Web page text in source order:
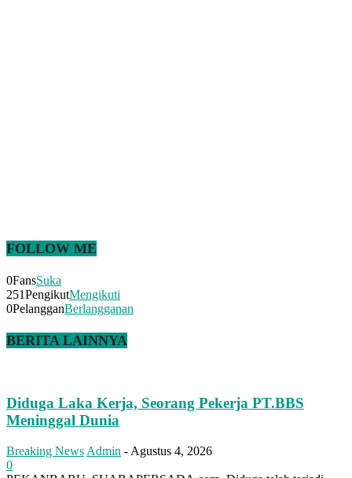
FOLLOW ME
0FansSuka
251PengikutMengikuti
0PelangganBerlangganan
BERITA LAINNYA
Diduga Laka Kerja, Seorang Pekerja PT.BBS
Meninggal Dunia
Breaking News Admin - Agustus 4, 2026
0